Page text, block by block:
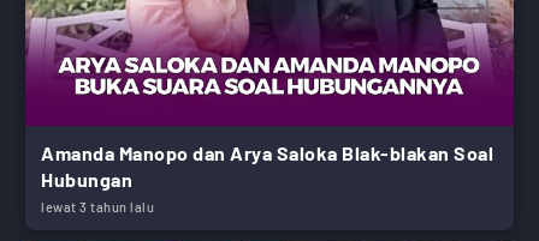
Amanda Manopo dan Arya Saloka Blak-blakan Soal
Hubungan
lewat 3 tahun lalu